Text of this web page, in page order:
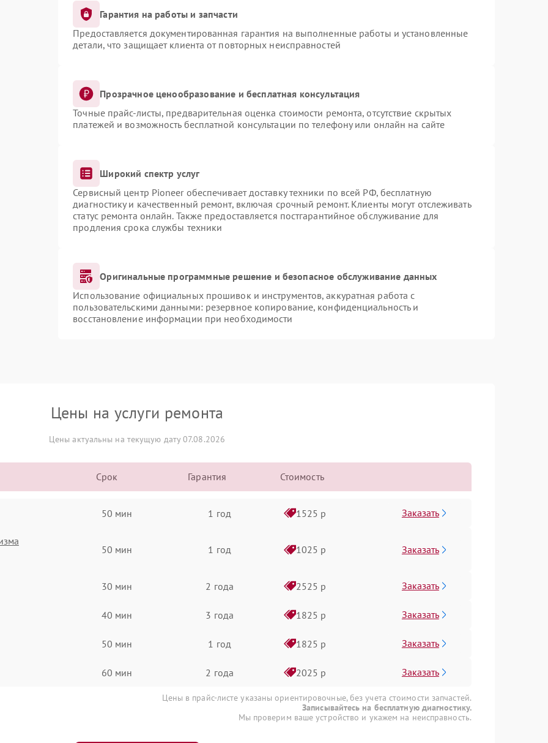
Гарантия на работы и запчасти
Предоставляется документированная гарантия на выполненные работы и установленные
детали, что защищает клиента от повторных неисправностей
Прозрачное ценообразование и бесплатная консультация
Точные прайс-листы, предварительная оценка стоимости ремонта, отсутствие скрытых
платежей и возможность бесплатной консультации по телефону или онлайн на сайте
Широкий спектр услуг
Сервисный центр Pioneer обеспечивает доставку техники по всей РФ, бесплатную
диагностику и качественный ремонт, включая срочный ремонт. Клиенты могут отслеживать
статус ремонта онлайн. Также предоставляется постгарантийное обслуживание для
продления срока службы техники
Оригинальные программные решение и безопасное обслуживание данных
Использование официальных прошивок и инструментов, аккуратная работа с
пользовательскими данными: резервное копирование, конфиденциальность и
восстановление информации при необходимости
Цены на услуги ремонта
Цены актуальны на текущую дату 07.08.2026
Срок Гарантия Стоимость
50 мин 1 год 1525 р Заказать
50 мин 1 год 1025 р Заказать
30 мин 2 года 2525 р Заказать
40 мин 3 года 1825 р Заказать
50 мин 1 год 1825 р Заказать
60 мин 2 года 2025 р Заказать
Цены в прайс-листе указаны ориентировочные, без учета стоимости запчастей.
Записывайтесь на бесплатную диагностику.
Мы проверим ваше устройство и укажем на неисправность.